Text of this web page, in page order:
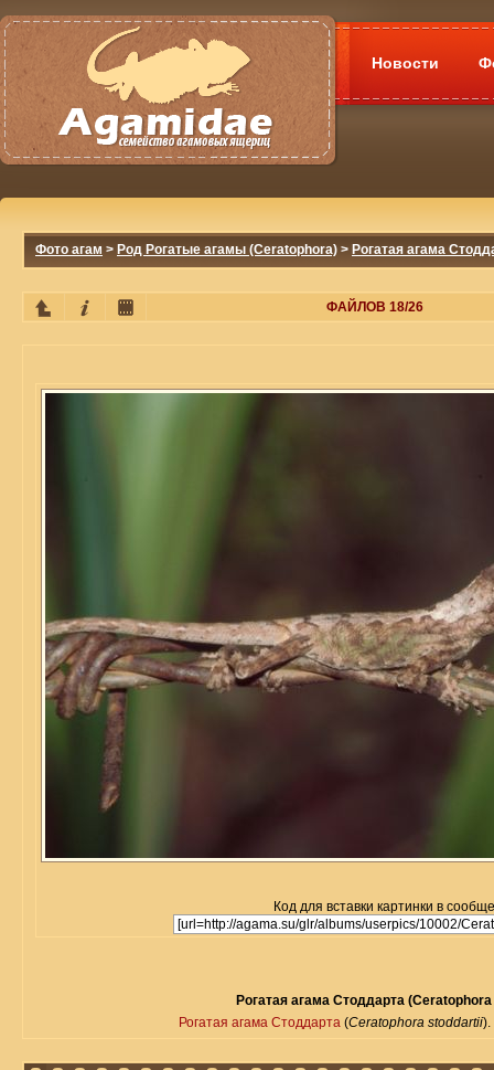
Новости
Фото агам > Род Рогатые агамы (Ceratophora) > Рогатая агама
ФАЙЛОВ 18/26
Код для вставки картинки в
Рогатая агама Стоддарта
Рогатая агама Стоддарта (Ceratophora stoddartii).